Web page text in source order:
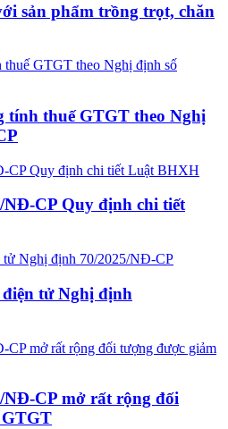
sản phẩm trồng trọt, chăn
tính thuế GTGT theo Nghị
NĐ-CP Quy định chi tiết
tử Nghị định
NĐ-CP mở rất rộng đối
GTGT